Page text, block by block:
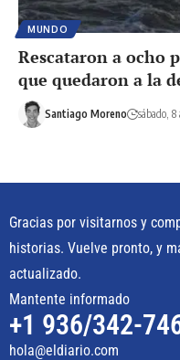
MUNDO
Rescataron a ocho
que quedaron a la
Santiago Moreno sábado,
Gracias por visitarnos y
historias. Vuelve pronto, y
actualizado.
Mantente informado
+1 936/342-
hola@eldiario.com